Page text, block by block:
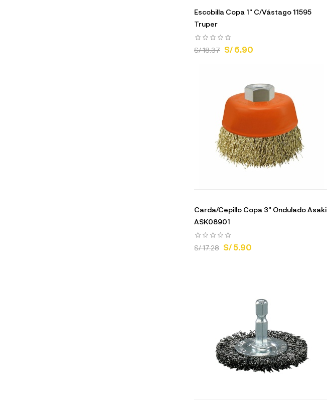
Escobilla Copa 1" C/Vástago 11595
Truper
S/ 18.37 S/ 6.90
Carda/Cepillo Copa 3" Ondulado Asaki
ASK08901
S/ 17.28 S/ 5.90